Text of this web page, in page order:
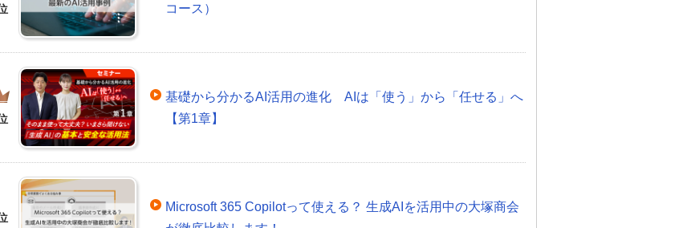
コース）
基礎から分かるAI活用の進化 AIは「使う」から「任せる」へ
【第1章】
Microsoft 365 Copilotって使える？ 生成AIを活用中の大塚商会